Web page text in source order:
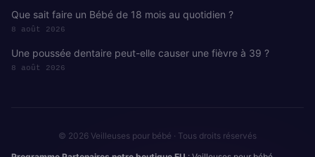
Que sait faire un Bébé de 18 mois au quotidien ?
8 août 2026
Une poussée dentaire peut-elle causer une fièvre à 39 ?
8 août 2026
© 2026 Veilleuses pour bébé · Tous droits réservés